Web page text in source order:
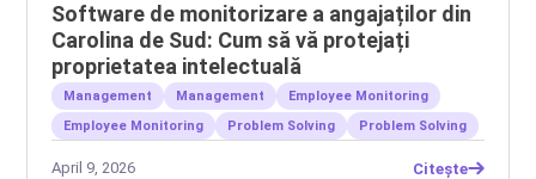
Software de monitorizare a angajaților din
Carolina de Sud: Cum să vă protejați
proprietatea intelectuală
Management Management
Employee Monitoring
Employee Monitoring
Problem Solving Problem Solving
April 9, 2026 Citește